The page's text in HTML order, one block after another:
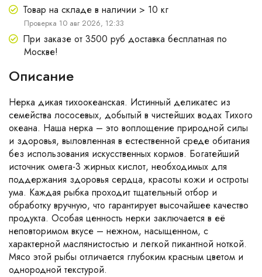
Товар на складе в наличии > 10 кг
Проверка 10 авг 2026, 12:33
При заказе от 3500 руб доставка бесплатная по
Москве!
Описание
Нерка дикая тихоокеанская. Истинный деликатес из
семейства лососевых, добытый в чистейших водах Тихого
океана. Наша нерка – это воплощение природной силы
и здоровья, выловленная в естественной среде обитания
без использования искусственных кормов. Богатейший
источник омега-3 жирных кислот, необходимых для
поддержания здоровья сердца, красоты кожи и остроты
ума. Каждая рыбка проходит тщательный отбор и
обработку вручную, что гарантирует высочайшее качество
продукта. Особая ценность нерки заключается в её
неповторимом вкусе – нежном, насыщенном, с
характерной маслянистостью и легкой пикантной ноткой.
Мясо этой рыбы отличается глубоким красным цветом и
однородной текстурой.